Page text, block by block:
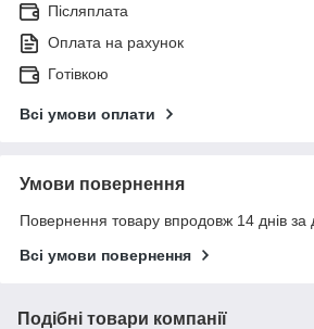
Післяплата
Оплата на рахунок
Готівкою
Всі умови оплати
Умови повернення
Повернення товару впродовж 14 днів за
Всі умови повернення
Подібні товари компанії